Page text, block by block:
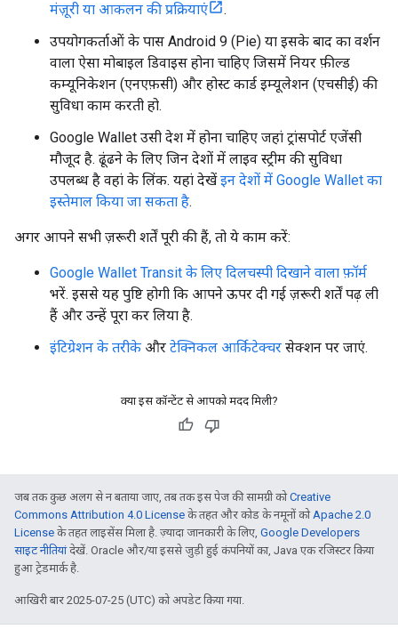
मंज़ूरी या आकलन की प्रक्रियाएं
.
उपयोगकर्ताओं के पास Android 9 (Pie) या इसके बाद का वर्शन
वाला ऐसा मोबाइल डिवाइस होना चाहिए जिसमें नियर फ़ील्ड
कम्यूनिकेशन (एनएफ़सी) और होस्ट कार्ड इम्यूलेशन (एचसीई) की
सुविधा काम करती हो.
Google Wallet उसी देश में होना चाहिए जहां ट्रांसपोर्ट एजेंसी
मौजूद है. ढूंढने के लिए जिन देशों में लाइव स्ट्रीम की सुविधा
उपलब्ध है वहां के लिंक. यहां देखेंइन देशों में Google Wallet का
इस्तेमाल किया जा सकता है.
अगर आपने सभी ज़रूरी शर्तें पूरी की हैं, तो ये काम करें:
Google Wallet Transit के लिए दिलचस्पी दिखाने वाला फ़ॉर्म
भरें. इससे यह पुष्टि होगी कि आपने ऊपर दी गई ज़रूरी शर्तें पढ़ ली
हैं और उन्हें पूरा कर लिया है.
इंटिग्रेशन के तरीके और टेक्निकल आर्किटेक्चर सेक्शन पर जाएं.
क्या इस कॉन्टेंट से आपको मदद मिली?
जब तक कुछ अलग से न बताया जाए, तब तक इस पेज की सामग्री कोCreative
Commons Attribution 4.0 License के तहत और कोड के नमूनों कोApache 2.0
License के तहत लाइसेंस मिला है. ज़्यादा जानकारी के लिए, Google Developers
साइट नीतियांदेखें. Oracle और/या इससे जुड़ी हुई कंपनियों का, Java एक रजिस्टर किया
हुआ ट्रेडमार्क है.
आखिरी बार 2025-07-25 (UTC) को अपडेट किया गया.